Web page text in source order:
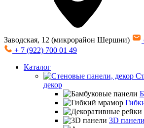
Заводская, 12 (микрорайон Шершни)
+ 7 (922) 700 01 49
Каталог
декор
3D панели